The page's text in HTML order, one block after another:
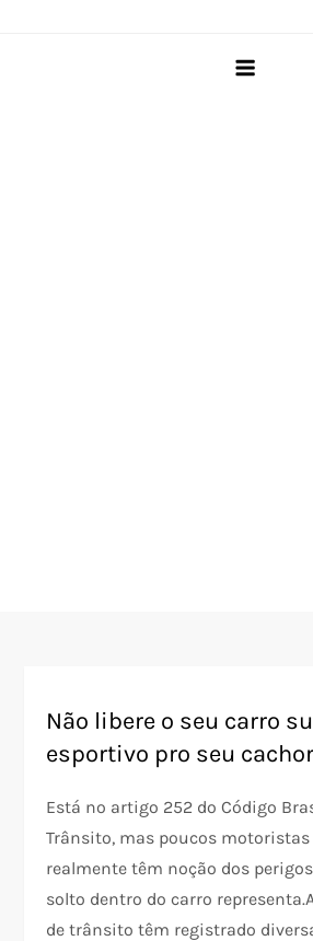
Não libere o seu carro
esportivo pro seu
Está no artigo 252 do Código
Trânsito, mas poucos
realmente têm noção dos
solto dentro do carro
de trânsito têm registrado